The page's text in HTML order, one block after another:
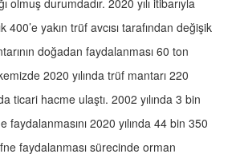
olmuş durumdadır. 2020 yılı itibarıyla
400’e yakın trüf avcısı tarafından değişik
doğadan faydalanması 60 ton
2020 yılında trüf mantarı 220
ticari hacme ulaştı. 2002 yılında 3 bin
faydalanmasını 2020 yılında 44 bin 350
faydalanması sürecinde orman